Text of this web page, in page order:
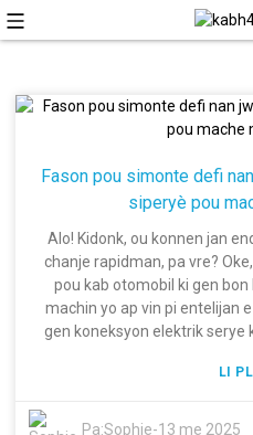
Fason pou simonte defi
siperyè pou
Alo! Kidonk, ou konnen jan
chanje rapidman, pa vre?
pou kab otomobil ki gen
machin yo ap vin pi entelijan
gen koneksyon elektrik
men ki satisfè tou estanda
kab otomobil ki gen bon
founisè yo. Yo dwe fè fas ak
pri matyè premyè, yon
LI
Pa:Sophie-13 me 2025